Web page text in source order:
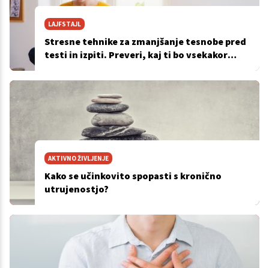
LAJFSTAJL
Stresne tehnike za zmanjšanje tesnobe pred
testi in izpiti. Preveri, kaj ti bo vsekakor
AKTIVNO ŽIVLJENJE
Kako se učinkovito spopasti s kronično
utrujenostjo?